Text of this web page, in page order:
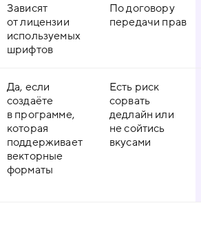
Зависят
от лицензии
используемых
шрифтов
По договору
передачи прав
Да, если
создаёте
в программе,
которая
поддерживает
векторные
форматы
Есть риск
сорвать
дедлайн или
не сойтись
вкусами